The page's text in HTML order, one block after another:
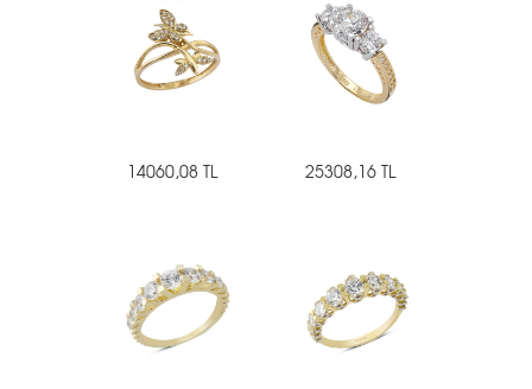
14060,08 TL 25308,16 TL